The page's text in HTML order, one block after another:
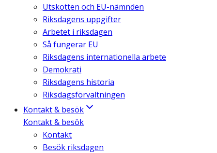
Utskotten och EU-nämnden
Riksdagens uppgifter
Arbetet i riksdagen
Så fungerar EU
Riksdagens internationella arbete
Demokrati
Riksdagens historia
Riksdagsförvaltningen
Kontakt & besök
Kontakt & besök
Kontakt
Besök riksdagen